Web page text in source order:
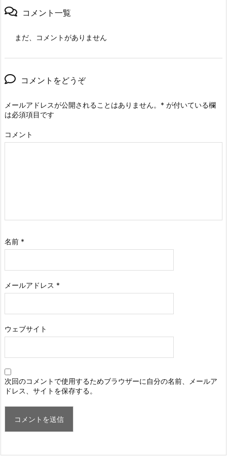
コメント一覧
まだ、コメントがありません
コメントをどうぞ
メールアドレスが公開されることはありません。 * が付いている欄
は必須項目です
コメント
名前 *
メールアドレス *
ウェブサイト
次回のコメントで使用するためブラウザーに自分の名前、メールア
ドレス、サイトを保存する。